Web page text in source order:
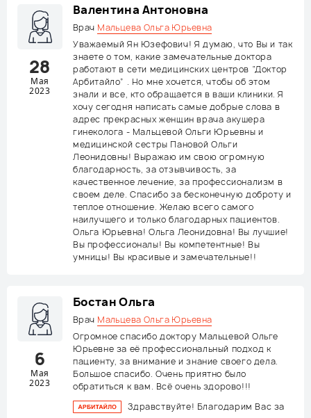
28
Мая
2023
Валентина Антоновна
Врач Мальцева Ольга Юрьевна
Уважаемый Ян Юзефович! Я думаю, что Вы и так
знаете о том, какие замечательные доктора
работают в сети медицинских центров “Доктор
Арбитайло” . Но мне хочется, чтобы об этом
знали и все, кто обращается в ваши клиники. Я
хочу сегодня написать самые добрые слова в
адрес прекрасных женщин врача акушера
гинеколога - Мальцевой Ольги Юрьевны и
медицинской сестры Пановой Ольги
Леонидовны! Выражаю им свою огромную
благодарность, за отзывчивость, за
качественное лечение, за профессионализм в
своем деле. Спасибо за бесконечную доброту и
теплое отношение. Желаю всего самого
наилучшего и только благодарных пациентов.
Ольга Юрьевна! Ольга Леонидовна! Вы лучшие!
Вы профессионалы! Вы компетентные! Вы
умницы! Вы красивые и замечательные!!
6
Мая
2023
Бостан Ольга
Врач Мальцева Ольга Юрьевна
Огромное спасибо доктору Мальцевой Ольге
Юрьевне за её профессиональный подход к
пациенту, за внимание и знание своего дела.
Большое спасибо. Очень приятно было
обратиться к вам. Всё очень здорово!!!
Здравствуйте! Благодарим Вас за